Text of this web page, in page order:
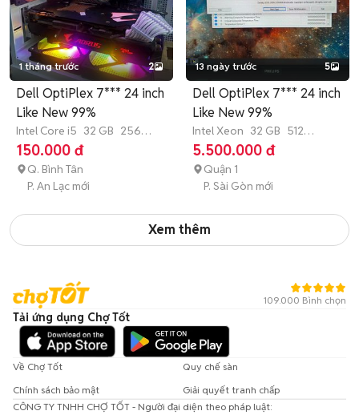
1 tháng trước 2
Dell OptiPlex 7*** 24 inch
Like New 99%
Intel Core i5 32 GB 256
GB SSD
150.000 đ
Q. Bình Tân
P. An Lạc mới
13 ngày trước 5
Dell OptiPlex 7*** 24 inch
Like New 99%
Intel Xeon 32 GB 512
GB SSD
5.500.000 đ
Quận 1
P. Sài Gòn mới
Xem thêm
109.000 Bình chọn
Tải ứng dụng Chợ Tốt
Về Chợ Tốt
Quy chế sàn
Chính sách bảo mật
Giải quyết tranh chấp
CÔNG TY TNHH CHỢ TỐT - Người đại diện theo pháp luật: